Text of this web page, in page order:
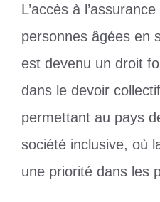
L’accès à
personnes âgées en
est devenu un droit
dans le devoir
permettant au pays
société inclusive, où
une priorité dans les